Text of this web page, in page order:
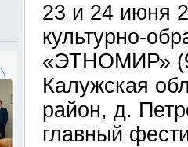
23 и 24 июня
культурно-
«ЭТНОМИР»
Калужская
район, д.
главный